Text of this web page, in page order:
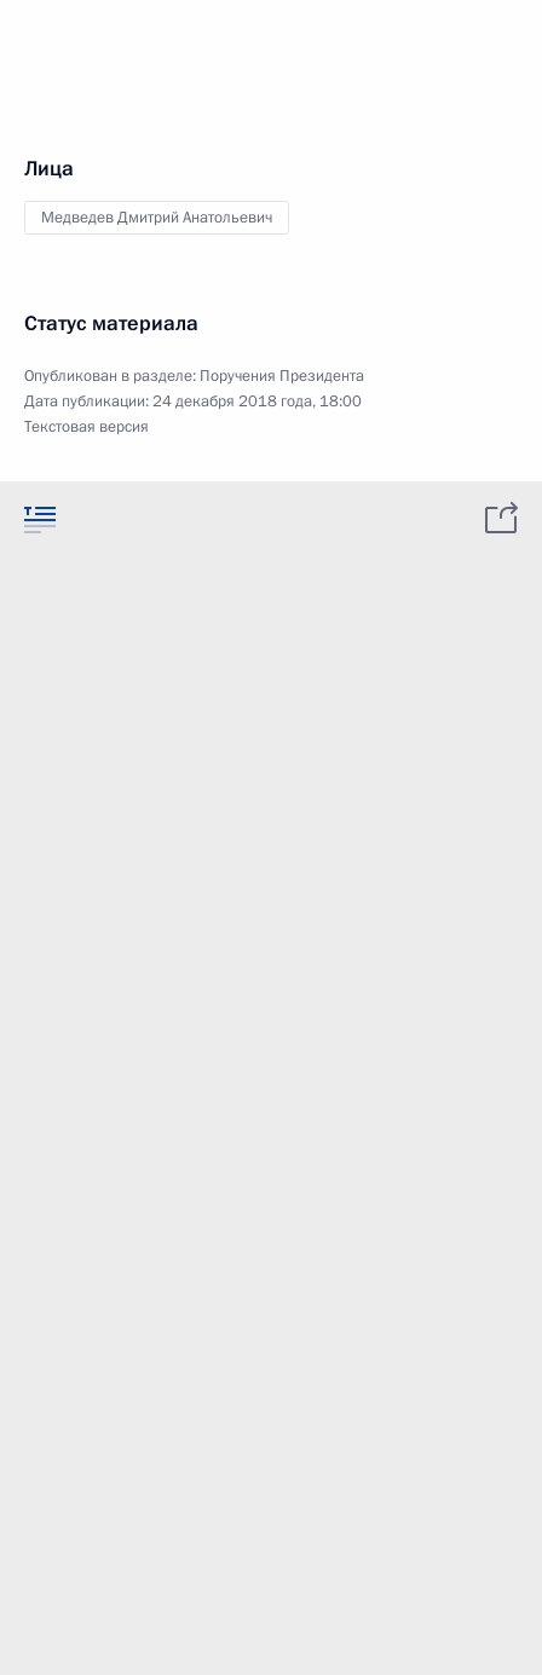
Лица
Медведев Дмитрий Анатольевич
Статус материала
Опубликован в разделе: Поручения Президента
Дата публикации:24 декабря 2018 года, 18:00
Текстовая версия